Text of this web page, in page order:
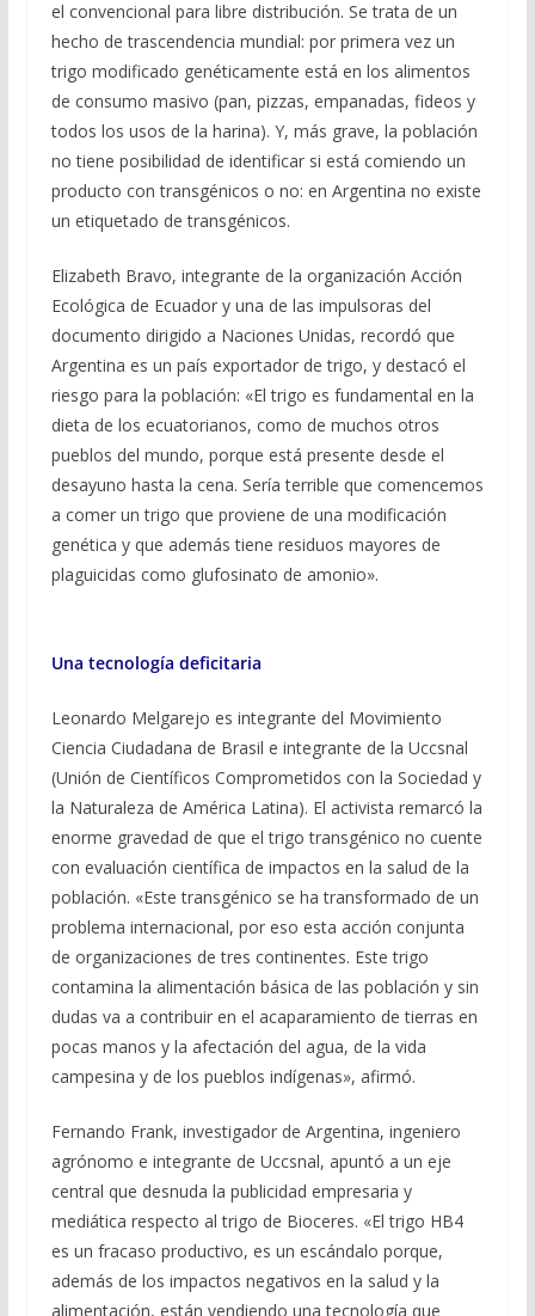
el convencional para libre distribución. Se trata de un
hecho de trascendencia mundial: por primera vez un
trigo modificado genéticamente está en los alimentos
de consumo masivo (pan, pizzas, empanadas, fideos y
todos los usos de la harina). Y, más grave, la población
no tiene posibilidad de identificar si está comiendo un
producto con transgénicos o no: en Argentina no existe
un etiquetado de transgénicos.
Elizabeth Bravo, integrante de la organización Acción
Ecológica de Ecuador y una de las impulsoras del
documento dirigido a Naciones Unidas, recordó que
Argentina es un país exportador de trigo, y destacó el
riesgo para la población: «El trigo es fundamental en la
dieta de los ecuatorianos, como de muchos otros
pueblos del mundo, porque está presente desde el
desayuno hasta la cena. Sería terrible que comencemos
a comer un trigo que proviene de una modificación
genética y que además tiene residuos mayores de
plaguicidas como glufosinato de amonio».
Una tecnología deficitaria
Leonardo Melgarejo es integrante del Movimiento
Ciencia Ciudadana de Brasil e integrante de la Uccsnal
(Unión de Científicos Comprometidos con la Sociedad y
la Naturaleza de América Latina). El activista remarcó la
enorme gravedad de que el trigo transgénico no cuente
con evaluación científica de impactos en la salud de la
población. «Este transgénico se ha transformado de un
problema internacional, por eso esta acción conjunta
de organizaciones de tres continentes. Este trigo
contamina la alimentación básica de las población y sin
dudas va a contribuir en el acaparamiento de tierras en
pocas manos y la afectación del agua, de la vida
campesina y de los pueblos indígenas», afirmó.
Fernando Frank, investigador de Argentina, ingeniero
agrónomo e integrante de Uccsnal, apuntó a un eje
central que desnuda la publicidad empresaria y
mediática respecto al trigo de Bioceres. «El trigo HB4
es un fracaso productivo, es un escándalo porque,
además de los impactos negativos en la salud y la
alimentación, están vendiendo una tecnología que